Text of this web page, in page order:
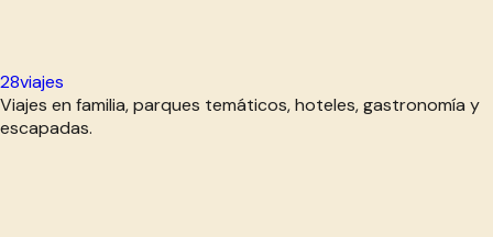
28viajes
Viajes en familia, parques temáticos, hoteles, gastronomía y
escapadas.